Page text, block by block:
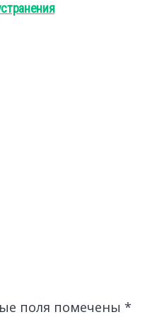
поля помечены *